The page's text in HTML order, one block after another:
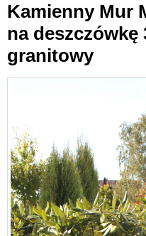
Kamienny Mur
na deszczówkę
granitowy